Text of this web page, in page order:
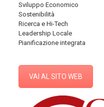
Sviluppo Economico​
Sostenibilità
Ricerca e Hi-Tech
Leadership Locale
Pianificazione integrata
VAI AL SITO WEB